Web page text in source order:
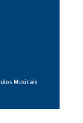
Musicais